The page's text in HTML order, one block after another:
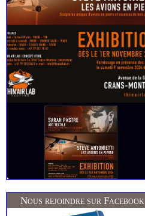
Nous rejoindre sur Facebook